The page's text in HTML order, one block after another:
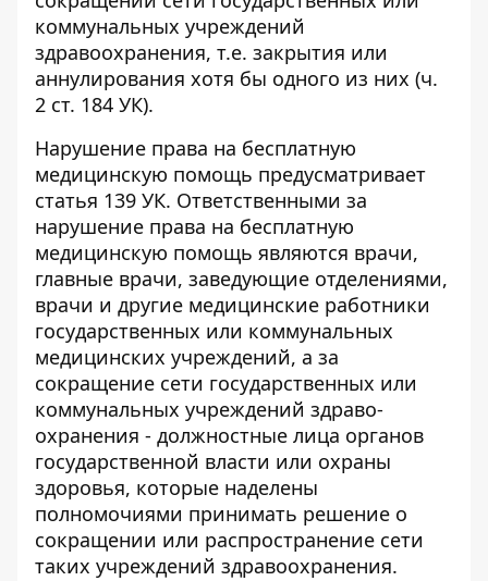
коммунальных учреждений
здравоохранения, т.е. закрытия или
аннулирования хотя бы одного из них (ч.
2 ст. 184 УК).
Нарушение права на бесплатную
медицинскую помощь предусматривает
статья 139 УК. Ответственными за
нарушение права на бесплатную
медицинскую помощь являются врачи,
главные врачи, заведующие отделениями,
врачи и другие медицинские работники
государственных или коммунальных
медицинских учреждений, а за
сокращение сети государственных или
коммунальных учреждений здраво-
охранения - должностные лица органов
государственной власти или охраны
здоровья, которые наделены
полномочиями принимать решение о
сокращении или распространение сети
таких учреждений здравоохранения.